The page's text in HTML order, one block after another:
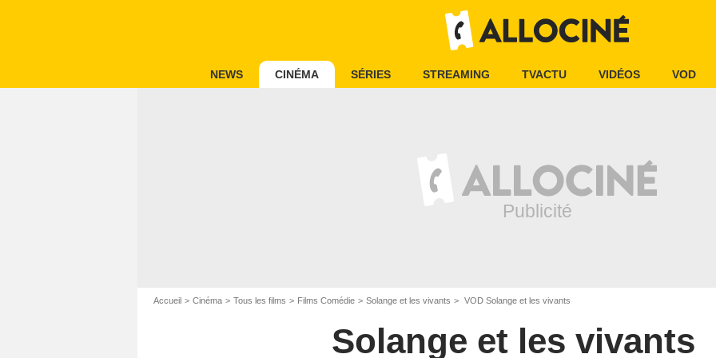
NEWS CINÉMA SÉRIES STREAMING TVACTU VIDÉOS VOD
Accueil Cinéma Tous les films Films Comédie Solange et les vivants VOD Solange et les vivants
Solange et les vivants